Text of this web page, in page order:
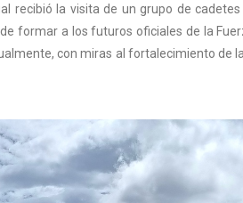
recibió la visita de un grupo de
formar a los futuros oficiales de la
con miras al fortalecimiento de